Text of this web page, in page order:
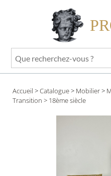
Que
recherchez-
?
Accueil >Catalogue> Mobilier>
Transition > 18ème siècle